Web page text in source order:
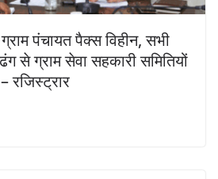
पंचायत पैक्स विहीन, सभी
से ग्राम सेवा सहकारी समितियों
रजिस्ट्रार